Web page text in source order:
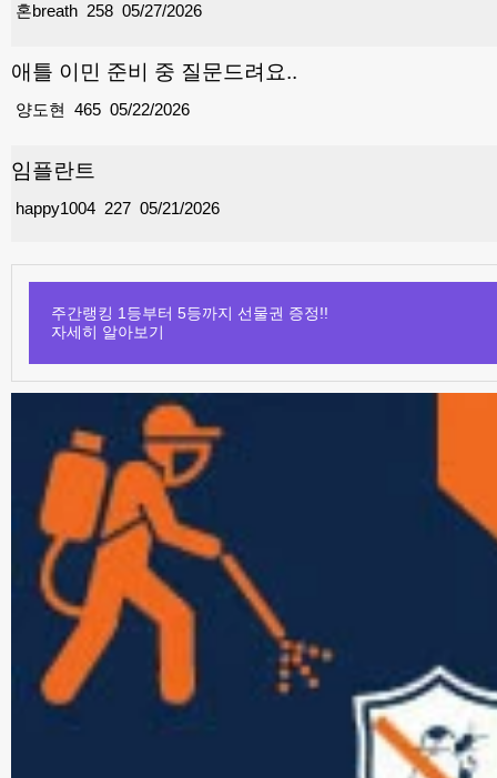
258
혼breath 05/27/2026
애틀 이민 준비 중 질문드려요..
465
양도현 05/22/2026
임플란트
227
happy1004 05/21/2026
주간랭킹 1등부터 5등까지 선물권 증정!!
자세히 알아보기